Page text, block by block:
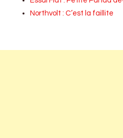
Northvolt : C’est la faillite